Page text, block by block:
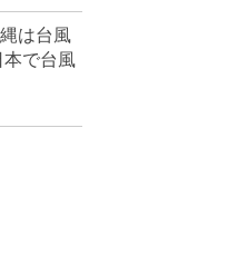
は台風
で台風